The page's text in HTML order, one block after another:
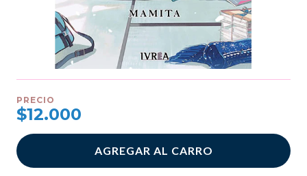
PRECIO
$12.000
AGREGAR AL CARRO